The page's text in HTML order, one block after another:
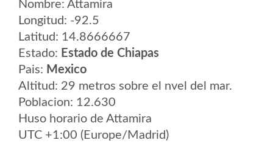
Nombre: Attamira
Longitud: -92.5
Latitud: 14.8666667
Estado: Estado de Chiapas
Pais: Mexico
Altitud: 29 metros sobre el nvel del mar.
Poblacion: 12.630
Huso horario de Attamira
UTC +1:00 (Europe/Madrid)